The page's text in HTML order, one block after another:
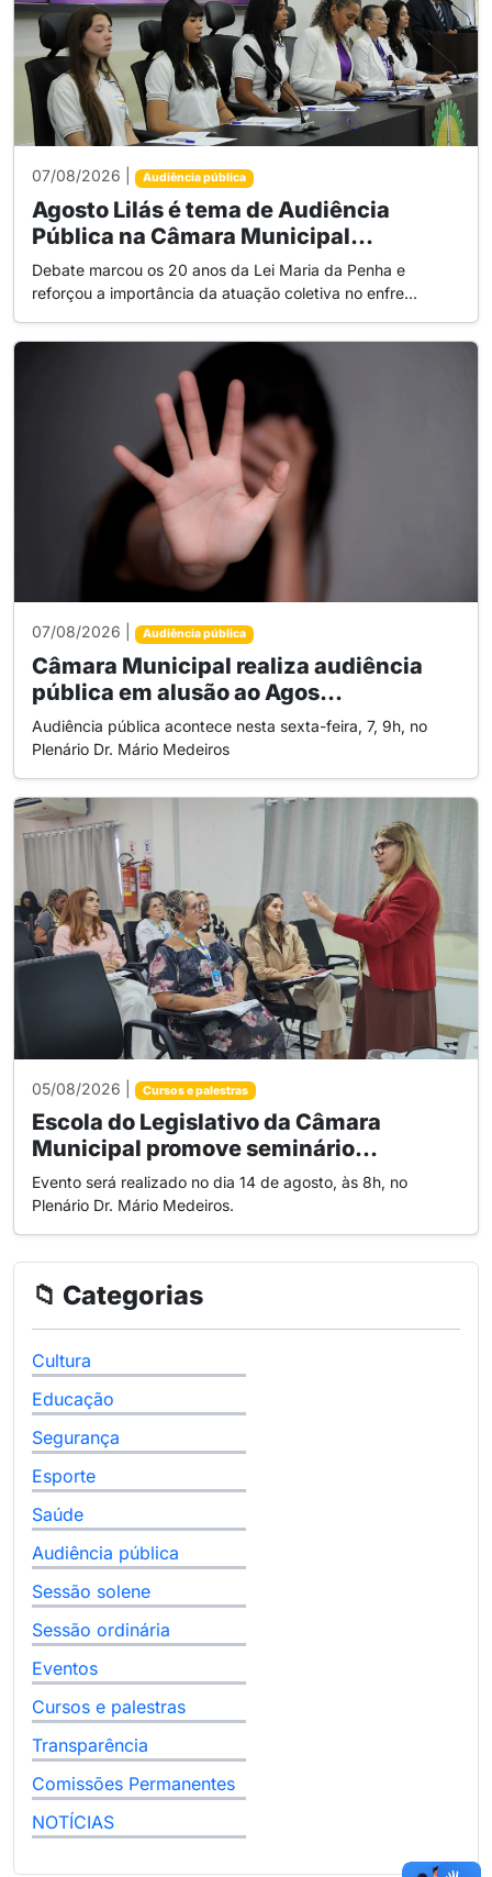
07/08/2026 | Audiência pública
Agosto Lilás é tema de Audiência
Pública na Câmara Municipal...
Debate marcou os 20 anos da Lei Maria da Penha e
reforçou a importância da atuação coletiva no enfre...
07/08/2026 | Audiência pública
Câmara Municipal realiza audiência
pública em alusão ao Agos...
Audiência pública acontece nesta sexta-feira, 7, 9h, no
Plenário Dr. Mário Medeiros
05/08/2026 | Cursos e palestras
Escola do Legislativo da Câmara
Municipal promove seminário...
Evento será realizado no dia 14 de agosto, às 8h, no
Plenário Dr. Mário Medeiros.
📁 Categorias
Cultura
Educação
Segurança
Esporte
Saúde
Audiência pública
Sessão solene
Sessão ordinária
Eventos
Cursos e palestras
Transparência
Comissões Permanentes
NOTÍCIAS